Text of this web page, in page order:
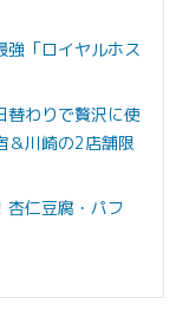
「ロイヤルホス
替わりで贅沢に使
＆川崎の2店舗限
杏仁豆腐・パフ